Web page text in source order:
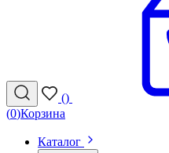
()
(0)Корзина
Каталог